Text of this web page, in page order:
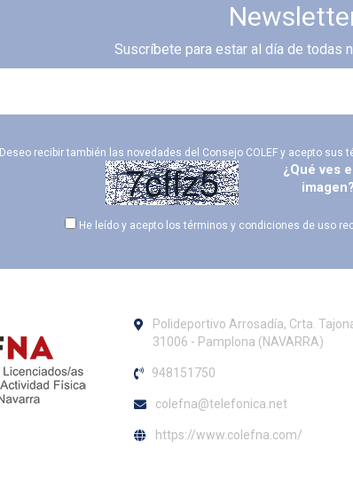
Suscríbete para estar al día de todas
Deseo recibir también las novedades del Consejo COLEF y acepto sus
¿Qué ves
imagen?
He leído y acepto los términos y condiciones de uso
Polideportivo Arrosadía, Crta.
31006 - Pamplona (NAVARRA)
948151750
colefna@telefonica.net
https://www.colefna.com/